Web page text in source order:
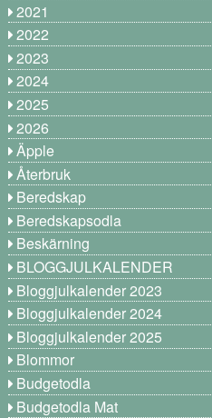
2021
2022
2023
2024
2025
2026
Äpple
Återbruk
Beredskap
Beredskapsodla
Beskärning
BLOGGJULKALENDER
Bloggjulkalender 2023
Bloggjulkalender 2024
Bloggjulkalender 2025
Blommor
Budgetodla
Budgetodla Mat